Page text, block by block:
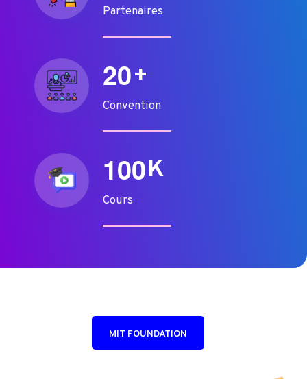
Partenaires
20+
Convention
100K
Cours
MIT FOUNDATION